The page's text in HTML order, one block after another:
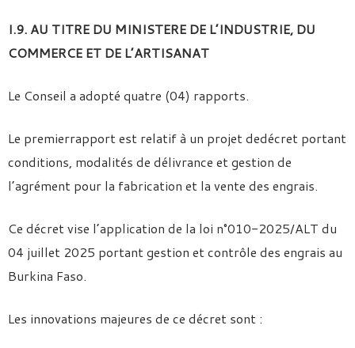
I.9. AU TITRE DU MINISTERE DE L’INDUSTRIE, DU
COMMERCE ET DE L’ARTISANAT
Le Conseil a adopté quatre (04) rapports.
Le premierrapport est relatif à un projet dedécret portant
conditions, modalités de délivrance et gestion de
l’agrément pour la fabrication et la vente des engrais.
Ce décret vise l’application de la loi n°010-2025/ALT du
04 juillet 2025 portant gestion et contrôle des engrais au
Burkina Faso.
Les innovations majeures de ce décret sont :